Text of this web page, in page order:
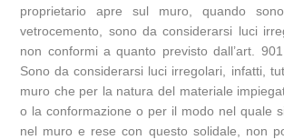
proprietario apre sul muro, quando
vetrocemento, sono da considerarsi luci
non conformi a quanto previsto dall’art.
Sono da considerarsi luci irregolari, infatti,
muro che per la natura del materiale
o la conformazione o per il modo nel quale
nel muro e rese con questo solidale, non